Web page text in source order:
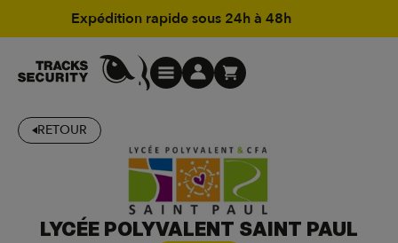
Expédition rapide sous 24h à 48h
RETOUR
LYCÉE POLYVALENT SAINT PAUL